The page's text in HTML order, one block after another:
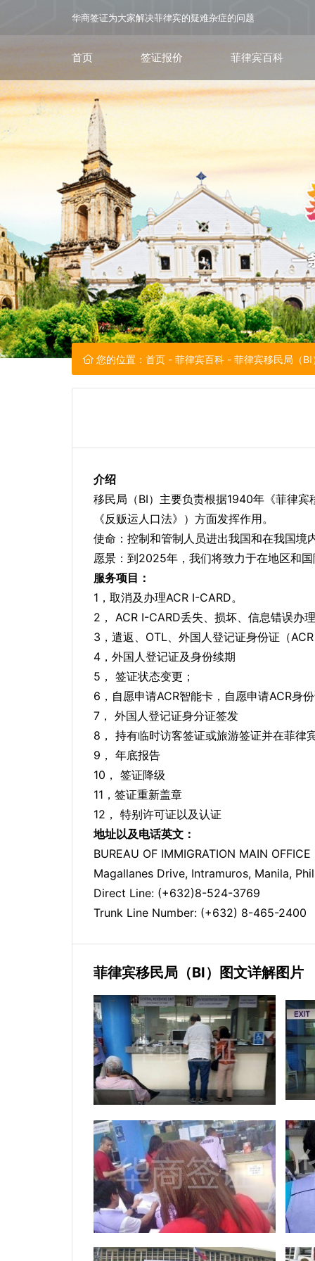
华商签证为大家解决菲律宾的疑难杂症的问题
首页 签证报价 菲律宾百科
您的位置： 首页 - 菲律宾百科 - 菲律宾移民局（
介绍
移民局（BI）主要负责根据1940年《菲律
《反贩运人口法》）方面发挥作用。
使命：控制和管制人员进出我国和在我国境
愿景：到2025年，我们将致力于在地区和
服务项目：
1，取消及办理ACR I-CARD。
2， ACR I-CARD丢失、损坏、信息错误办理
3，遣返、OTL、外国人登记证身份证（
4，外国人登记证及身份续期
5， 签证状态变更；
6，自愿申请ACR智能卡，自愿申请ACR身
7， 外国人登记证身分证签发
8， 持有临时访客签证或旅游签证并在菲律
9， 年底报告
10， 签证降级
11，签证重新盖章
12， 特别许可证以及认证
地址以及电话英文：
BUREAU OF IMMIGRATION MAIN OFFICE
Magallanes Drive, Intramuros, Manila,
Direct Line: (+632)8-524-3769
Trunk Line Number: (+632) 8-465-2400
菲律宾移民局（BI）图文详解图片